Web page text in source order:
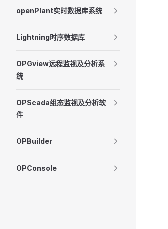
openPlant实时数据库系统
Lightning时序数据库
OPGview远程监视及分析系
统
OPScada组态监视及分析软
件
OPBuilder
OPConsole